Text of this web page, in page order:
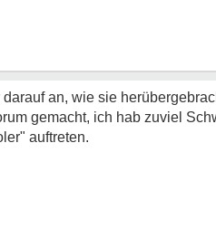
an, wie sie
gemacht, ich hab zuviel
auftreten.